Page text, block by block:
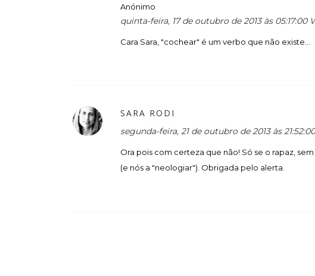
Anónimo
quinta-feira, 17 de outubro de 2013 às 05:17:00
Cara Sara, "cochear" é um verbo que não existe...
SARA RODI
segunda-feira, 21 de outubro de 2013 às
Ora pois com certeza que não! Só se o rapaz,
(e nós a "neologiar"). Obrigada pelo alerta.